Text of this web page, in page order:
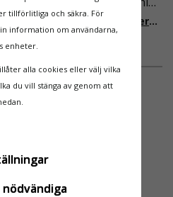
Läs mer om varför Derome väljer oss
i Sverige slappare än de
från EU i skrivande stund,
men detta kommer det bli
ändring på. Från och med
2025 träder nya
föreskrifter i kraft i
Läs mer om de nya reglerna!
10%
tillförlitliga och säkra. För
information om användarna,
enheter.
alla cookies eller välj vilka
du vill stänga av genom att
nödvändiga